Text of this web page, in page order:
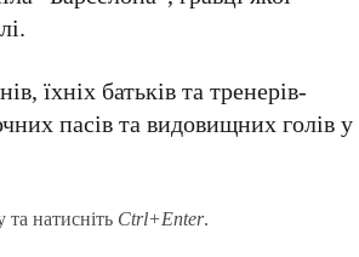
їхніх батьків та тренерів-
пасів та видовищних голів у
натисніть Ctrl+Enter.